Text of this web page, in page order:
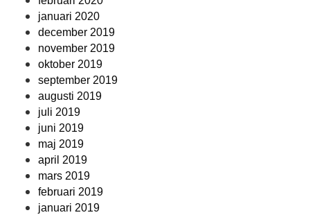
januari 2020
december 2019
november 2019
oktober 2019
september 2019
augusti 2019
juli 2019
juni 2019
maj 2019
april 2019
mars 2019
februari 2019
januari 2019